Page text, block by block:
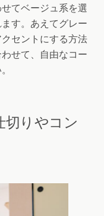
てベージュ系を選
す。あえてグレー
セントにする方法
せて、自由なコー
切りやコン